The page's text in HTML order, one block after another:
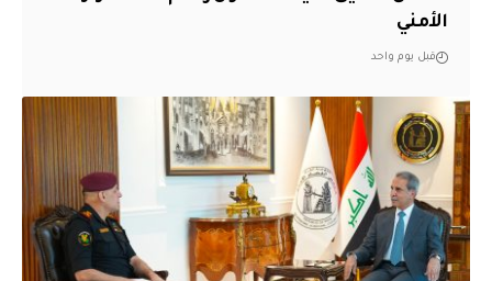
الأمني
قبل يوم واحد